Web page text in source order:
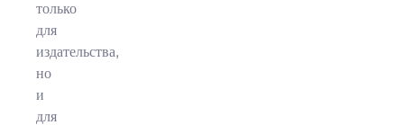
только
для
издательства,
но
и
для